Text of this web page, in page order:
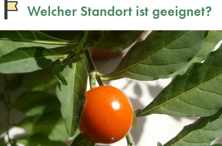
Welcher Standort ist geeignet?